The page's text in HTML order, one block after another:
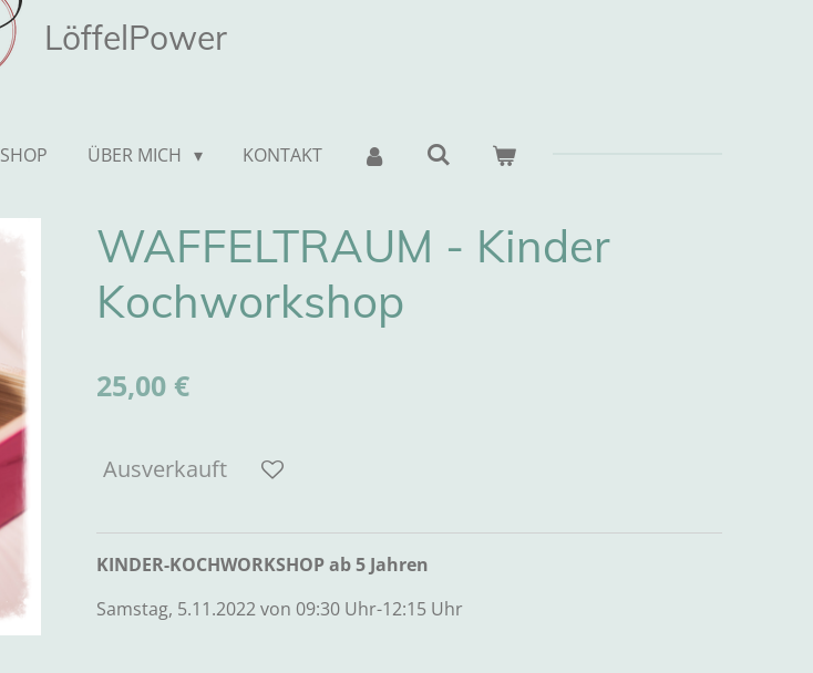
LöffelPower
SHOP ÜBER MICH KONTAKT
WAFFELTRAUM - Kinder
Kochworkshop
25,00 €
Ausverkauft
KINDER-KOCHWORKSHOP ab 5 Jahren
Samstag, 5.11.2022 von 09:30 Uhr-12:15 Uhr